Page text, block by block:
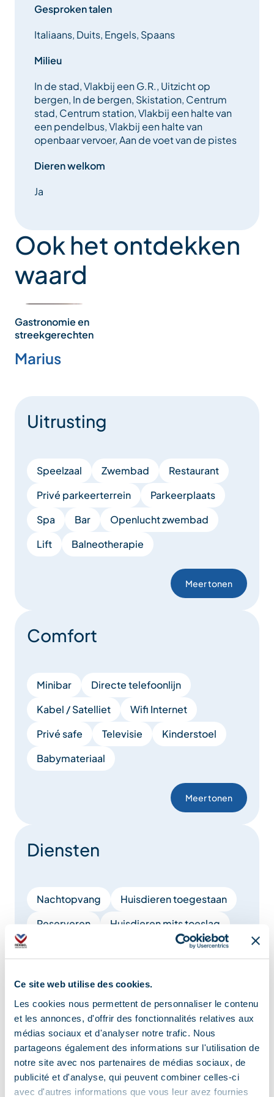
Ce site web utilise des cookies.
Les cookies nous permettent de personnaliser le contenu
et les annonces, d'offrir des fonctionnalités relatives aux
médias sociaux et d'analyser notre trafic. Nous
partageons également des informations sur l'utilisation de
notre site avec nos partenaires de médias sociaux, de
publicité et d'analyse, qui peuvent combiner celles-ci
avec d'autres informations que vous leur avez fournies
Gesproken talen
Italiaans, Duits, Engels, Spaans
Milieu
In de stad, Vlakbij een G.R., Uitzicht op
bergen, In de bergen, Skistation, Centrum
stad, Centrum station, Vlakbij een halte van
een pendelbus, Vlakbij een halte van
openbaar vervoer, Aan de voet van de pistes
Dieren welkom
Ja
Ook het ontdekken
waard
Gastronomie en
streekgerechten
Marius
Uitrusting
Speelzaal Zwembad
Restaurant
Privé parkeerterrein
Parkeerplaats
Spa
Bar
Openlucht zwembad
Lift
Balneotherapie
Meer tonen
Comfort
Minibar
Directe telefoonlijn
Kabel / Satelliet
Wifi Internet
Privé safe
Televisie
Kinderstoel
Babymateriaal
Meer tonen
Diensten
Nachtopvang
Huisdieren toegestaan
Reserveren
Huisdieren mits toeslag
Toeristeninformatie
Reserveren diensten
Horeca
brunch